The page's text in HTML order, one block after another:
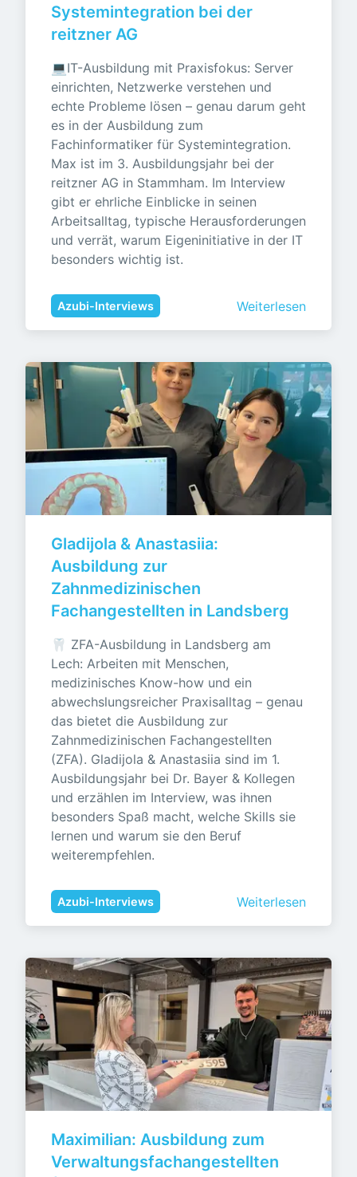
Systemintegration bei der
reitzner AG
💻IT-Ausbildung mit Praxisfokus: Server
einrichten, Netzwerke verstehen und
echte Probleme lösen – genau darum geht
es in der Ausbildung zum
Fachinformatiker für Systemintegration.
Max ist im 3. Ausbildungsjahr bei der
reitzner AG in Stammham. Im Interview
gibt er ehrliche Einblicke in seinen
Arbeitsalltag, typische Herausforderungen
und verrät, warum Eigeninitiative in der IT
besonders wichtig ist.
Azubi-Interviews Weiterlesen
Gladijola & Anastasiia:
Ausbildung zur
Zahnmedizinischen
Fachangestellten in Landsberg
🦷 ZFA-Ausbildung in Landsberg am
Lech: Arbeiten mit Menschen,
medizinisches Know-how und ein
abwechslungsreicher Praxisalltag – genau
das bietet die Ausbildung zur
Zahnmedizinischen Fachangestellten
(ZFA). Gladijola & Anastasiia sind im 1.
Ausbildungsjahr bei Dr. Bayer & Kollegen
und erzählen im Interview, was ihnen
besonders Spaß macht, welche Skills sie
lernen und warum sie den Beruf
weiterempfehlen.
Azubi-Interviews Weiterlesen
Maximilian: Ausbildung zum
Verwaltungsfachangestellten